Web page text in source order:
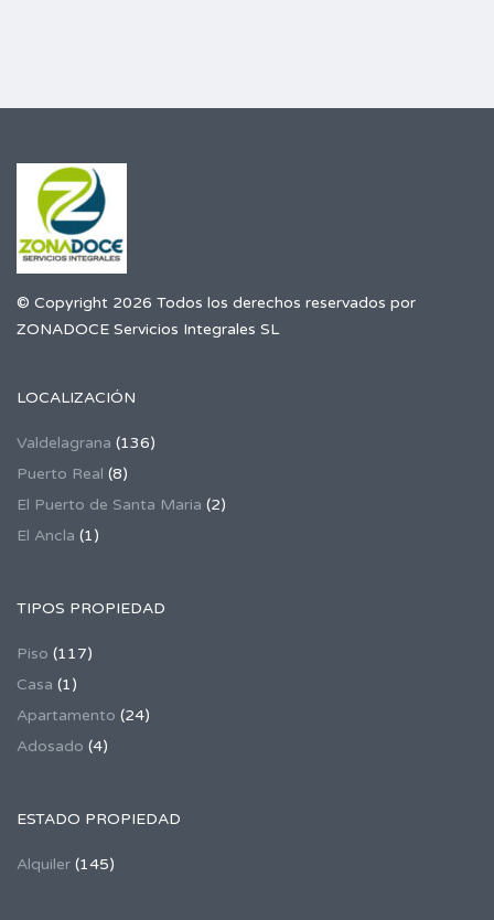
© Copyright 2026 Todos los derechos reservados por
ZONADOCE Servicios Integrales SL
LOCALIZACIÓN
Valdelagrana (136)
Puerto Real (8)
El Puerto de Santa Maria (2)
El Ancla (1)
TIPOS PROPIEDAD
Piso (117)
Casa (1)
Apartamento (24)
Adosado (4)
ESTADO PROPIEDAD
Alquiler (145)